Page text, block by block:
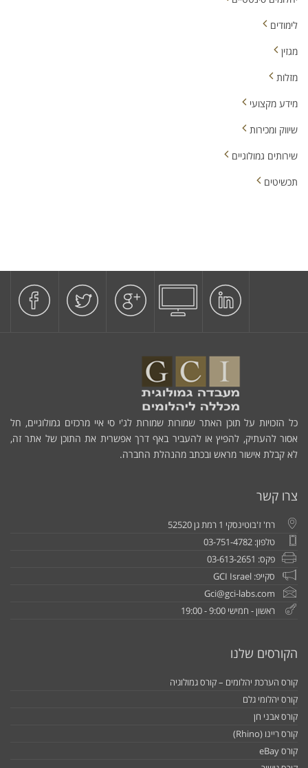
לימודים
מגזין
מזלות
מידע מקצועי
שיווק ומכירות
שירותים גמולוגיים
תכשיטים
כל הזכויות על תוכן האתר שמורות שמורות לג'י סי איי מרכזים גמולוגיים, חל
אסור להעתיק, להפיץ או להעביר באף דרך אפשרית את התוכן של אתר זה,
לא קבלת אישור מראש ובכתב מהנהלת החברה.
צרו קשר
רח' ז'בוטינסקי 1 רמת גן 52520
טלפון: 03-751-4782
פקס: 03-613-2651
סקייפ: GCI Israel
Gci@gci-labs.com
ראשון - חמישי 9:00 - 19:00
הקורסים שלנו
קורס הערכת יהלומים – קורס גמולוגיה
קורס יהלומי גלם
קורס אבני חן
קורס ריינו (Rhino)
קורס eBay